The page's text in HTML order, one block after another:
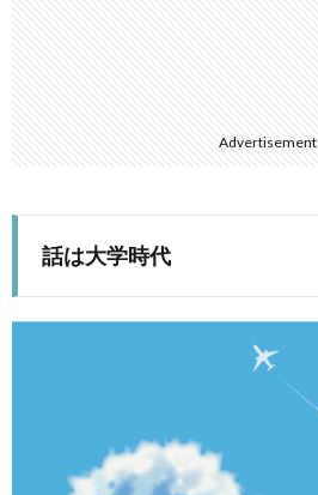
Advertisement
話は大学時代